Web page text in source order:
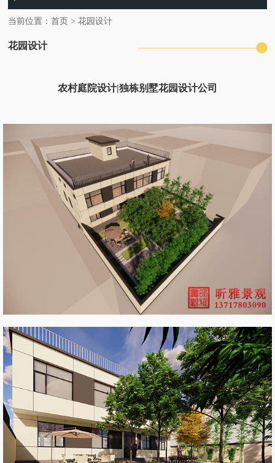
当前位置：首页 >花园设计
花园设计
农村庭院设计|独栋别墅花园设计公司